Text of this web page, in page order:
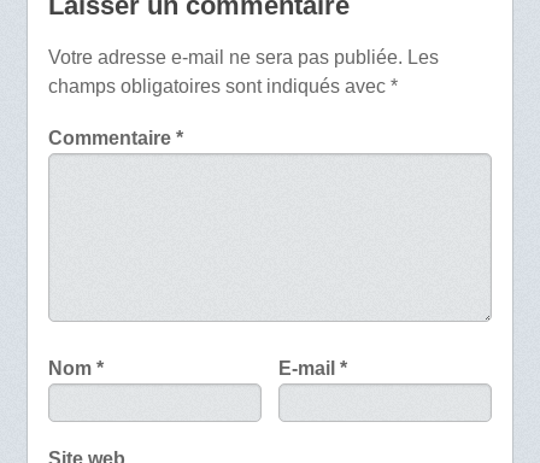
Votre adresse e-mail ne sera pas publiée. Les
champs obligatoires sont indiqués avec *
Commentaire *
Nom * E-mail*
Site web